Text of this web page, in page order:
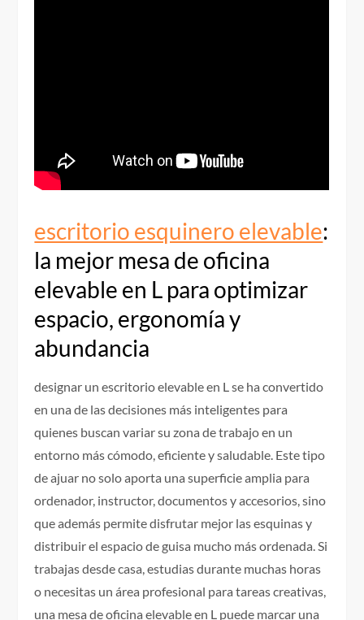
escritorio esquinero elevable:
la mejor mesa de oficina
elevable en L para optimizar
espacio, ergonomía y
abundancia
designar un escritorio elevable en L se ha convertido
en una de las decisiones más inteligentes para
quienes buscan variar su zona de trabajo en un
entorno más cómodo, eficiente y saludable. Este tipo
de ajuar no solo aporta una superficie amplia para
ordenador, instructor, documentos y accesorios, sino
que además permite disfrutar mejor las esquinas y
distribuir el espacio de guisa mucho más ordenada. Si
trabajas desde casa, estudias durante muchas horas
o necesitas un área profesional para tareas creativas,
una mesa de oficina elevable en L puede marcar una